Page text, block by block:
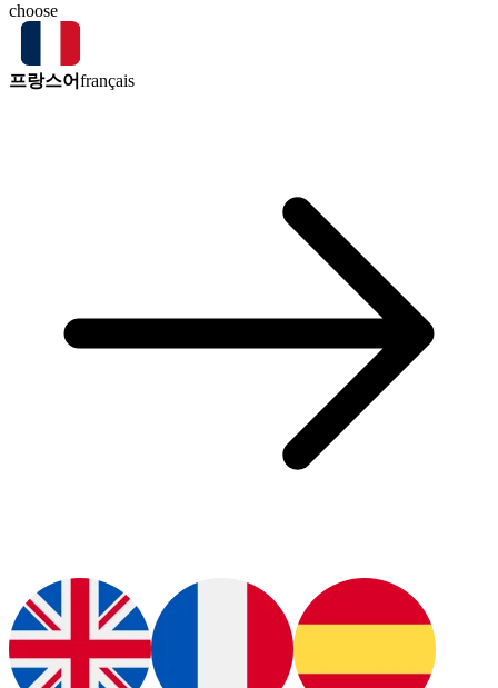
choose
프랑스어français